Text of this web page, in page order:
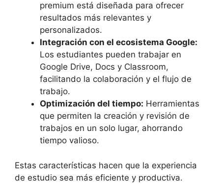
premium está diseñada para ofrecer
resultados más relevantes y
personalizados.
Integración con el ecosistema Google:
Los estudiantes pueden trabajar en
Google Drive, Docs y Classroom,
facilitando la colaboración y el flujo de
trabajo.
Optimización del tiempo: Herramientas
que permiten la creación y revisión de
trabajos en un solo lugar, ahorrando
tiempo valioso.
Estas características hacen que la experiencia
de estudio sea más eficiente y productiva.